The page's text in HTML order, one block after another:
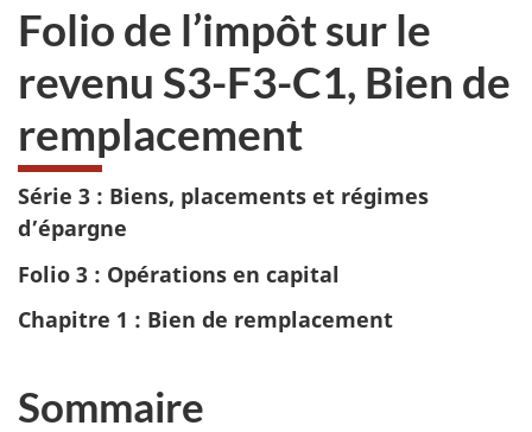
Folio de l’impôt sur le
revenu S3-F3-C1, Bien de
remplacement
Série 3 : Biens, placements et régimes
d’épargne
Folio 3 : Opérations en capital
Chapitre 1 : Bien de remplacement
Sommaire